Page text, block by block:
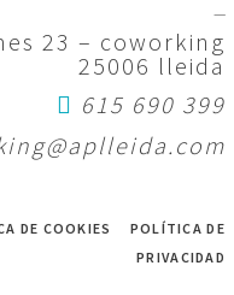
—
23 – coworking
25006 lleida
615 690 399
DE COOKIES
POLÍTICA DE
PRIVACIDAD